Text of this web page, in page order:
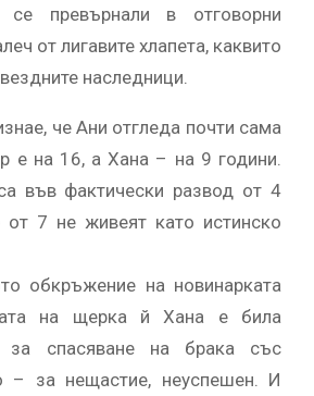
превърнали в отговорни
от лигавите хлапета, каквито
наследници.
че Ани отгледа почти сама
е на 16, а Хана – на 9 години.
във фактически развод от 4
от 7 не живеят като истинско
обкръжение на новинарката
на щерка й Хана е била
за спасяване на брака със
– за нещастие, неуспешен. И